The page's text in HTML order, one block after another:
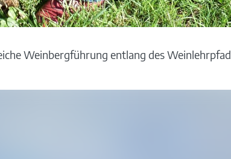
Weinbergführung entlang des